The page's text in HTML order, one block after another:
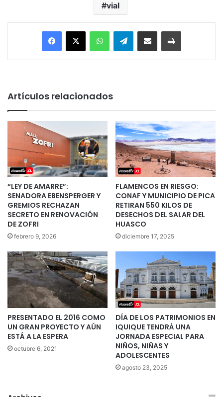
vial
Facebook
X WhatsAppTelegramEnviar vía email Imprimir
Artículos relacionados
“LEY DE AMARRE”:
SENADORA EBENSPERGER Y
GREMIOS RECHAZAN
SECRETO EN RENOVACIÓN
DE ZOFRI
febrero 9, 2026
FLAMENCOS EN RIESGO:
CONAF Y MUNICIPIO DE PICA
RETIRAN 550 KILOS DE
DESECHOS DEL SALAR DEL
HUASCO
diciembre 17, 2025
PRESENTADO EL 2016 COMO
UN GRAN PROYECTO Y AÚN
ESTÁ A LA ESPERA
octubre 6, 2021
DÍA DE LOS PATRIMONIOS EN
IQUIQUE TENDRÁ UNA
JORNADA ESPECIAL PARA
NIÑOS, NIÑAS Y
ADOLESCENTES
agosto 23, 2025